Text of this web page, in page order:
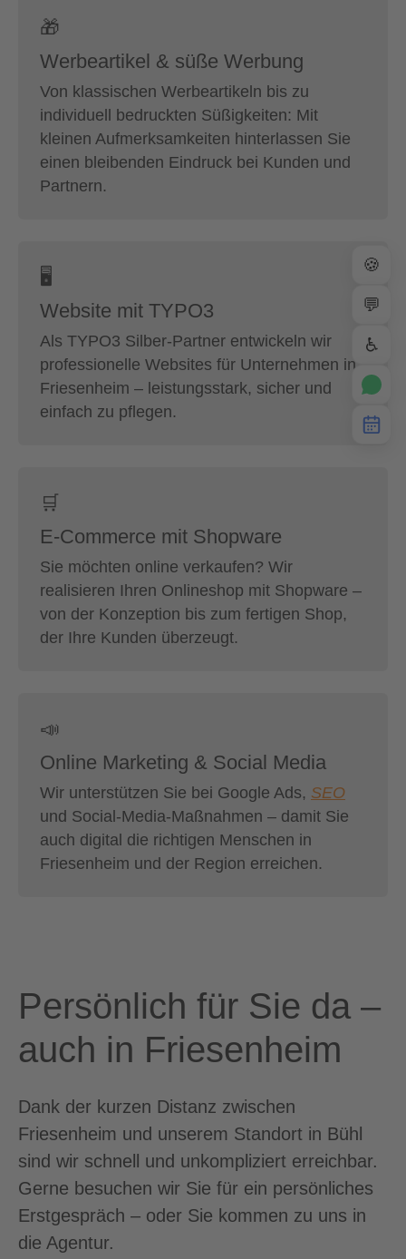
🎁
Werbeartikel & süße Werbung
Von klassischen Werbeartikeln bis zu
individuell bedruckten Süßigkeiten: Mit
kleinen Aufmerksamkeiten hinterlassen Sie
einen bleibenden Eindruck bei Kunden und
Partnern.
🖥
Website mit TYPO3
Als TYPO3 Silber-Partner entwickeln wir
professionelle Websites für Unternehmen in
Friesenheim – leistungsstark, sicher und
einfach zu pflegen.
🛒
E-Commerce mit Shopware
Sie möchten online verkaufen? Wir
realisieren Ihren Onlineshop mit Shopware –
von der Konzeption bis zum fertigen Shop,
der Ihre Kunden überzeugt.
📣
Online Marketing & Social Media
Wir unterstützen Sie bei Google Ads, SEO
und Social-Media-Maßnahmen – damit Sie
auch digital die richtigen Menschen in
Friesenheim und der Region erreichen.
Persönlich für Sie da –
auch in Friesenheim
Dank der kurzen Distanz zwischen
Friesenheim und unserem Standort in Bühl
sind wir schnell und unkompliziert erreichbar.
Gerne besuchen wir Sie für ein persönliches
Erstgespräch – oder Sie kommen zu uns in
die Agentur.
🍪
💬
♿